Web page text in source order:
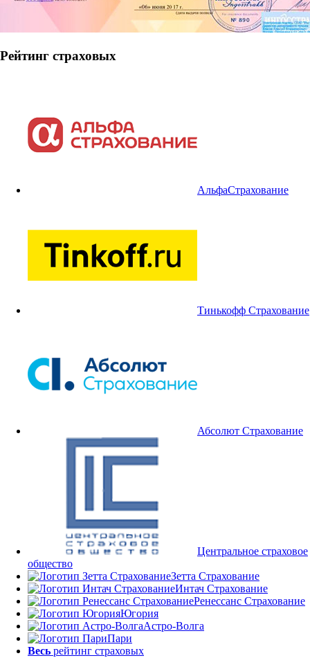
Рейтинг страховых
АльфаСтрахование
Тинькофф Страхование
Абсолют Страхование
Центральное страховое
общество
Зетта Страхование
Интач Страхование
Ренессанс Страхование
Югория
Астро-Волга
Пари
Весь рейтинг страховых